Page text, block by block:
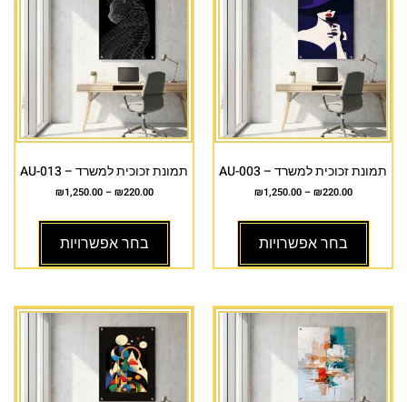
תמונת זכוכית למשרד – AU-003
₪220.00
–
₪1,250.00
בחר אפשרויות
תמונת זכוכית למשרד – AU-013
₪220.00
–
₪1,250.00
בחר אפשרויות